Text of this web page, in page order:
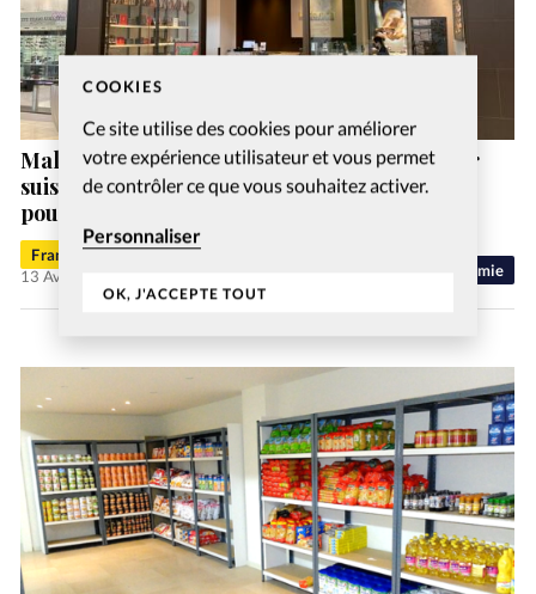
COOKIES
Ce site utilise des cookies pour améliorer
votre expérience utilisateur et vous permet
de contrôler ce que vous souhaitez activer.
Personnaliser
OK, J'ACCEPTE TOUT
Economie
Malgré les crises économiques, le chocolatier
suisse Läderach, dirigé par des chrétiens,
poursuit sa route
Francis-George Sarpédon
13 Avr 2026